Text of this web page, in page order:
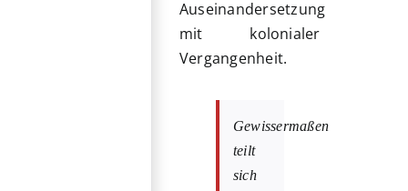
Auseinandersetzung
mit kolonialer
Vergangenheit.
Gewissermaßen
teilt
sich